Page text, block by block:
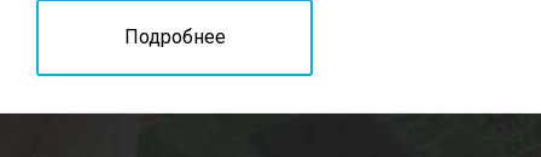
Подробнее